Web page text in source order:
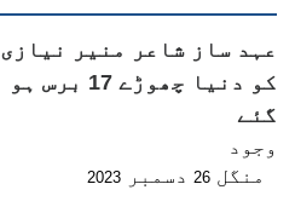
عہد ساز شاعر منیر نیازی
کو دنیا چھوڑے 17 برس ہو
گئے
وجود
منگل 26 دسمبر 2023